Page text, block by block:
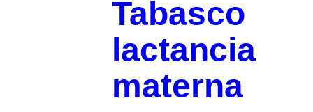
Tabasco
lactancia
materna